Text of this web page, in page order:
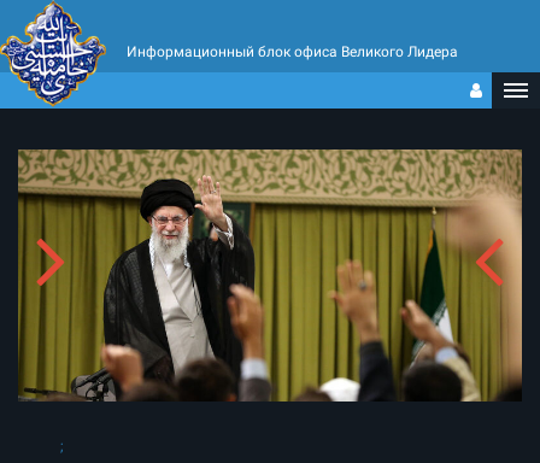
Информационный блок офиса Великого Лидера